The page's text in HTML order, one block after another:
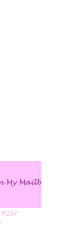
#237